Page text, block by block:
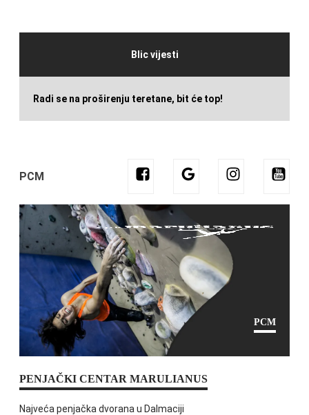
Blic vijesti
Radi se na proširenju teretane, bit će top!
PCM
PCM
PENJAČKI CENTAR MARULIANUS
Najveća penjačka dvorana u Dalmaciji